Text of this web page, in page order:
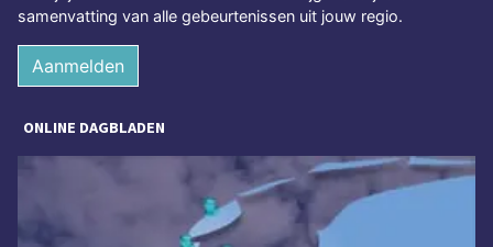
samenvatting van alle gebeurtenissen uit jouw regio.
Aanmelden
ONLINE DAGBLADEN